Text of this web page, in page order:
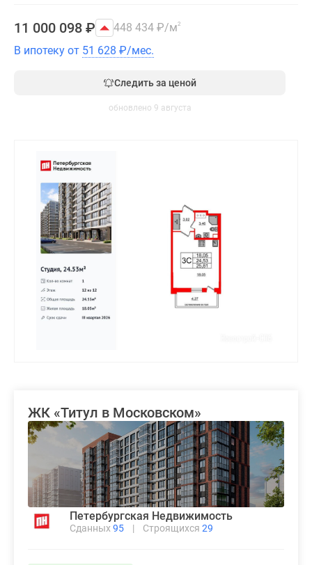
11 000 098 ₽ 448 434 ₽/м2
В ипотеку от 51 628 ₽/мес.
Следить за ценой
обновлено 9 августа
ЖК «Титул в Московском»
Петербургская Недвижимость
Сданных 95 | Строящихся 29